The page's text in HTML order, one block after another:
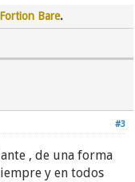
Fortion Bare.
#3
, de una forma
y en todos